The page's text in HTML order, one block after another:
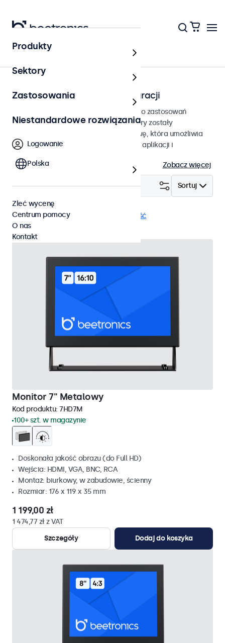
Strona główna
Monitory do zabudowy i integracji
Monitory do zabudowy przeznaczone do zastosowań
profesjonalnych i ciągłej pracy. Monitory zostały
wyposażone solidną metalową obudowę, która umożliwia
bezproblemową integrację w dowolnej aplikacji i
Zobacz więcej
Sortuj
Filtruj (19)
W zabudowie Ściemnianie Wyczyść
Monitor 7" Metalowy
Kod produktu: 7HD7M
100+ szt. w magazynie
Doskonała jakość obrazu (do Full HD)
Wejścia: HDMI, VGA, BNC, RCA
Montaż: biurkowy, w zabudowie, ścienny
Rozmiar: 176 x 119 x 35 mm
1 199,00 zł
1 474,77 zł z VAT
Szczegóły
Dodaj do koszyka
Produkty
Sektory
Zastosowania
Niestandardowe rozwiązania
Logowanie
Polska
Zleć wycenę
Centrum pomocy
O nas
Kontakt